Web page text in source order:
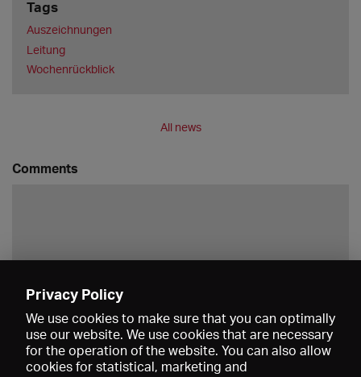
Tags
Auszeichnungen
Leitung
Wochenrückblick
All news
Comments
Privacy Policy
We use cookies to make sure that you can optimally
use our website. We use cookies that are necessary
for the operation of the website. You can also allow
cookies for statistical, marketing and